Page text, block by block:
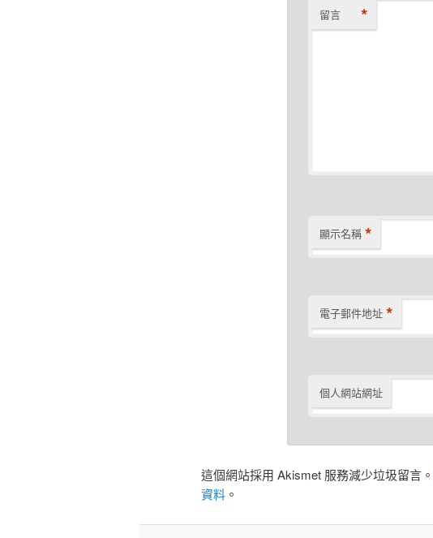
留言 *
顯示名稱 *
電子郵件地址 *
個人網站網址
這個網站採用 Akismet 服務減少垃圾留言。
資料 。